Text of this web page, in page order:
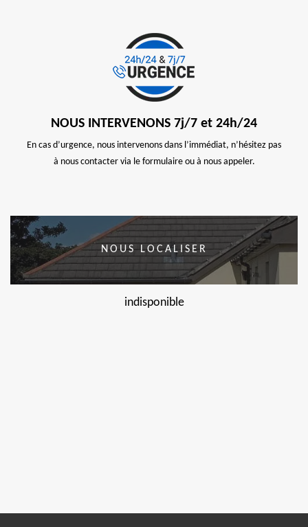
NOUS INTERVENONS 7j/7 et 24h/24
En cas d’urgence, nous intervenons dans l’immédiat, n’hésitez pas
à nous contacter via le formulaire ou à nous appeler.
NOUS LOCALISER
indisponible